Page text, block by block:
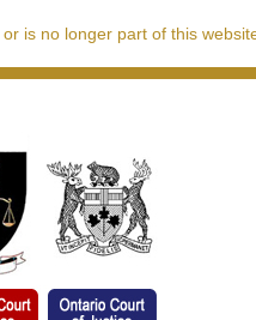
is no longer part of this